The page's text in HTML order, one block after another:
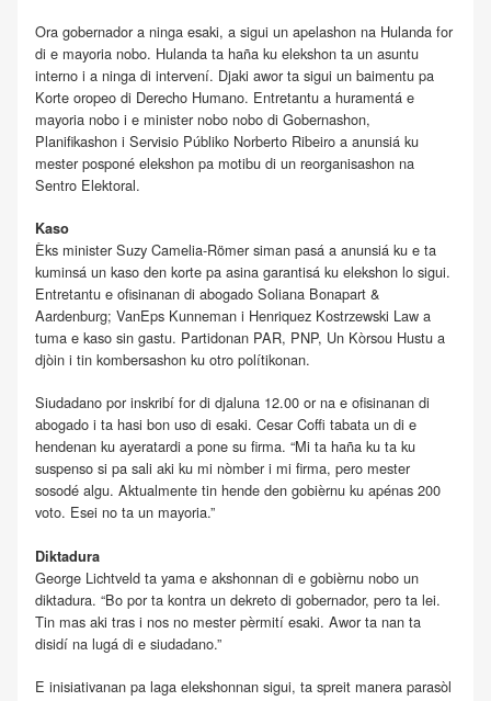
Ora gobernador a ninga esaki, a sigui un apelashon na Hulanda for
di e mayoria nobo. Hulanda ta haña ku elekshon ta un asuntu
interno i a ninga di intervení. Djaki awor ta sigui un baimentu pa
Korte oropeo di Derecho Humano. Entretantu a huramentá e
mayoria nobo i e minister nobo nobo di Gobernashon,
Planifikashon i Servisio Públiko Norberto Ribeiro a anunsiá ku
mester posponé elekshon pa motibu di un reorganisashon na
Sentro Elektoral.
Kaso
Èks minister Suzy Camelia-Römer siman pasá a anunsiá ku e ta
kuminsá un kaso den korte pa asina garantisá ku elekshon lo sigui.
Entretantu e ofisinanan di abogado Soliana Bonapart &
Aardenburg; VanEps Kunneman i Henriquez Kostrzewski Law a
tuma e kaso sin gastu. Partidonan PAR, PNP, Un Kòrsou Hustu a
djòin i tin kombersashon ku otro polítikonan.
Siudadano por inskribí for di djaluna 12.00 or na e ofisinanan di
abogado i ta hasi bon uso di esaki. Cesar Coffi tabata un di e
hendenan ku ayeratardi a pone su firma. “Mi ta haña ku ta ku
suspenso si pa sali aki ku mi nòmber i mi firma, pero mester
sosodé algu. Aktualmente tin hende den gobièrnu ku apénas 200
voto. Esei no ta un mayoria.”
Diktadura
George Lichtveld ta yama e akshonnan di e gobièrnu nobo un
diktadura. “Bo por ta kontra un dekreto di gobernador, pero ta lei.
Tin mas aki tras i nos no mester pèrmití esaki. Awor ta nan ta
disidí na lugá di e siudadano.”
E inisiativanan pa laga elekshonnan sigui, ta spreit manera parasòl